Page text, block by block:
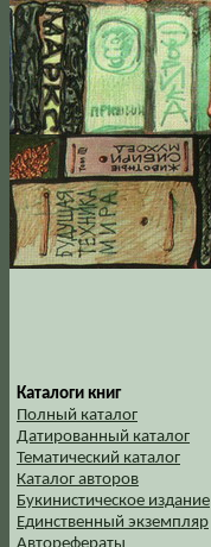
Каталоги книг
Полный каталог
Датированный каталог
Тематический каталог
Каталог авторов
Букинистическое издание
Единственный экземпляр